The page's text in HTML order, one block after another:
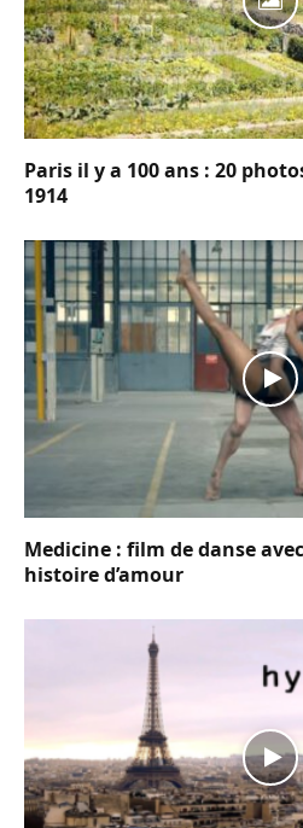
Paris il y a 100 ans : 20
1914
Medicine : film de danse
histoire d’amour